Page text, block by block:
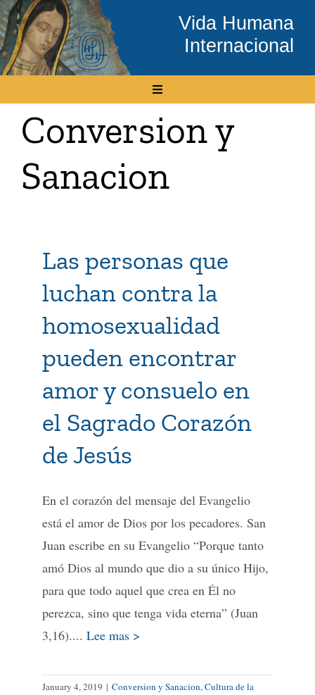
Skip
to
content
Vida Humana
Internacional
Toggle
Inicio
Conócenos
Boletín Electrónico
Tienda Virtual
Cómo Donar
Conversion y
Sanacion
Las personas que
luchan contra la
homosexualidad
pueden encontrar
amor y consuelo en
el Sagrado Corazón
de Jesús
En el corazón del mensaje del Evangelio
está el amor de Dios por los pecadores. San
Juan escribe en su Evangelio “Porque tanto
amó Dios al mundo que dio a su único Hijo,
para que todo aquel que crea en Él no
perezca, sino que tenga vida eterna” (Juan
3,16).... Lee mas >
January 4, 2019 | Conversion y Sanacion, Cultura de la